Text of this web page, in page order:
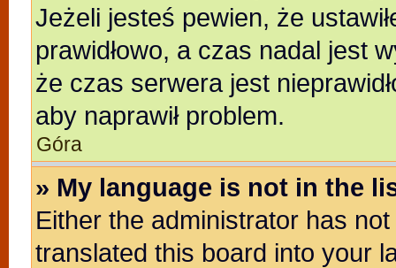
Jeżeli jesteś pewien, że
prawidłowo, a czas nadal jest
że czas serwera jest
aby naprawił problem.
Góra
» My language is not in the
Either the administrator has
translated this board into your